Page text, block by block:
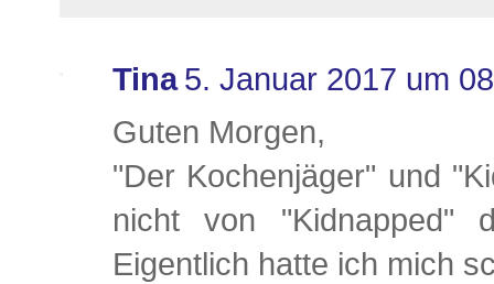
Tina 5. Januar 2017 um
Guten Morgen,
"Der Kochenjäger" und
nicht von "Kidnapped"
Eigentlich hatte ich mich